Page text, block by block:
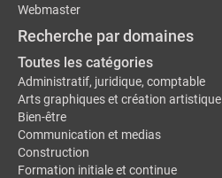
Webmaster
Recherche par domaines
Toutes les catégories
Administratif, juridique, comptable
Arts graphiques et création artistique
Bien-être
Communication et medias
Construction
Formation initiale et continue